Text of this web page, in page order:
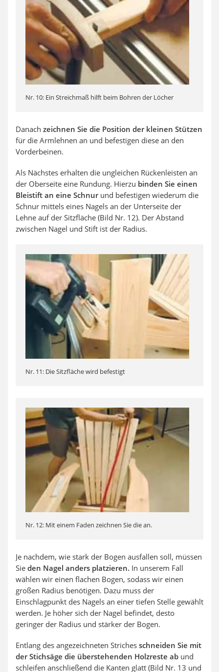
Nr. 10: Ein Streichmaß hilft beim Bohren der Löcher
Danach zeichnen Sie die Position der kleinen Stützen
für die Armlehnen an und befestigen diese an den
Vorderbeinen.
Als Nächstes erhalten die ungleichen Rückenleisten an
der Oberseite eine Rundung. Hierzu binden Sie einen
Bleistift an eine Schnurund befestigen wiederum die
Schnur mittels eines Nagels an der Unterseite der
Lehne auf der Sitzfläche (Bild Nr. 12). Der Abstand
zwischen Nagel und Stift ist der Radius.
Nr. 11: Die Sitzfläche wird befestigt
Nr. 12: Mit einem Faden zeichnen Sie die an.
Je nachdem, wie stark der Bogen ausfallen soll, müssen
Sie den Nagel anders platzieren. In unserem Fall
wählen wir einen flachen Bogen, sodass wir einen
großen Radius benötigen. Dazu muss der
Einschlagpunkt des Nagels an einer tiefen Stelle gewählt
werden. Je höher sich der Nagel befindet, desto
geringer der Radius und stärker der Bogen.
Entlang des angezeichneten Striches schneiden Sie mit
der Stichsäge die überstehenden Holzreste ab und
schleifen anschließend die Kanten glatt (Bild Nr. 13 und